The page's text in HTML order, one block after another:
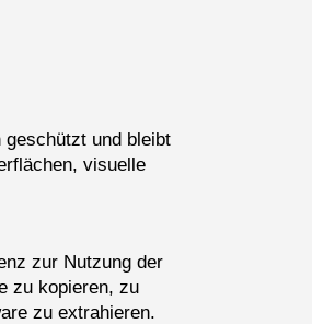
und bleibt
visuelle
zur Nutzung der
zu kopieren, zu
zu extrahieren.